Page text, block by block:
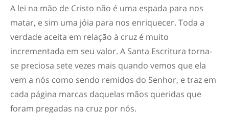
A lei na mão de Cristo não é uma espada para nos
matar, e sim uma jóia para nos enriquecer. Toda a
verdade aceita em relação à cruz é muito
incrementada em seu valor. A Santa Escritura torna-
se preciosa sete vezes mais quando vemos que ela
vem a nós como sendo remidos do Senhor, e traz em
cada página marcas daquelas mãos queridas que
foram pregadas na cruz por nós.